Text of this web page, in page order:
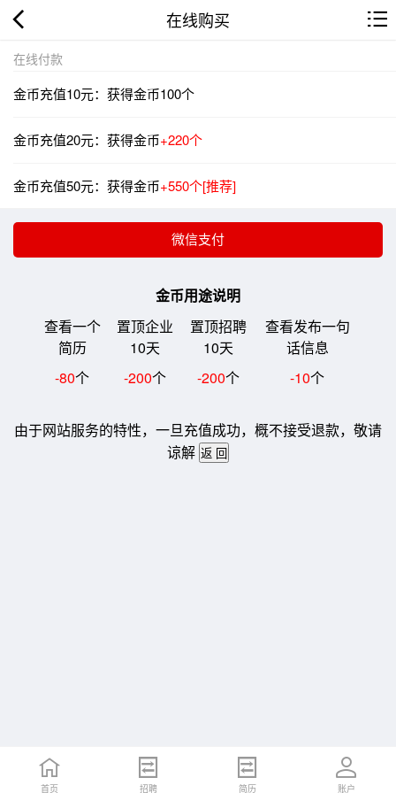
在线购买
在线付款
金币充值10元：获得金币100个
金币充值20元：获得金币+220个
金币充值50元：获得金币+550个[推荐]
金币用途说明
查看一个
简历
置顶企业
10天
置顶招聘
10天
查看发布一句
话信息
-80个 -200个 -200个 -10个
由于网站服务的特性，一旦充值成功，概不接受退款，敬请
谅解
首页 招聘 简历 账户